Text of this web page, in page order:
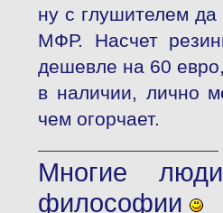
ну с глушителем
МФР. Насчет
дешевле на 60
в наличии, лично
чем огорчает.
Многие
философии